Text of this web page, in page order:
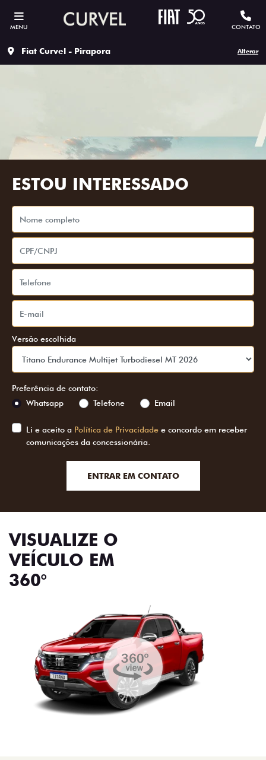
MENU CONTATO
Fiat Curvel - Pirapora Alterar
ESTOU INTERESSADO
Versão escolhida
Preferência de contato:
Whatsapp
Telefone Email
Li e aceito a Política de Privacidade e concordo em receber
comunicações da concessionária.
ENTRAR EM CONTATO
VISUALIZE O
VEÍCULO EM
360°